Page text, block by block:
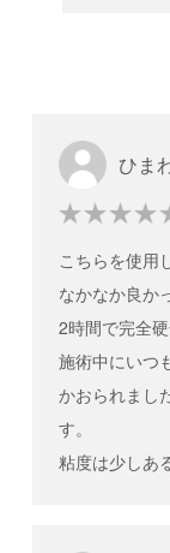
ひま
こちらを使用
なかなか良か
2時間で完全
施術中にいつ
かおられまし
す。
粘度は少しあ